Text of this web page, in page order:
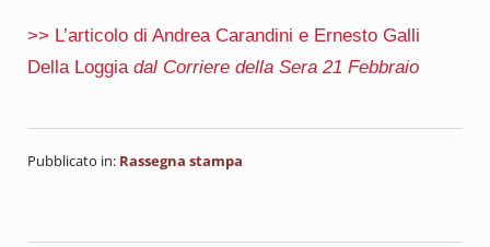
>> L’articolo di Andrea Carandini e Ernesto Galli
Della Loggia dal Corriere della Sera 21 Febbraio
Pubblicato in: Rassegna stampa